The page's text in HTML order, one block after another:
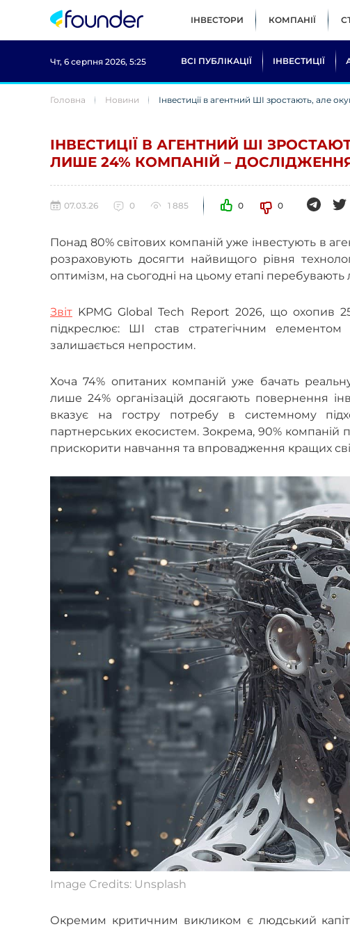
ІНВЕСТОРИ КОМПАНІЇ
Чт, 6 серпня 2026, 5:25 ВСІ ПУБЛІКАЦІЇ ІНВЕСТИЦІЇ
Головна Новини Інвестиції в агентний ШІ зростають, але
ІНВЕСТИЦІЇ В АГЕНТНИЙ ШІ
ЛИШЕ 24% КОМПАНІЙ – ДОСЛІДЖЕННЯ
07.03.26 0 1 885 0 0
Понад 80% світових компаній уже інвестують в
розраховують досягти найвищого рівня
оптимізм, на сьогодні на цьому етапі перебувають
Звіт KPMG Global Tech Report 2026, що охопив
підкреслює: ШІ став стратегічним
залишається непростим.
Хоча 74% опитаних компаній уже бачать
лише 24% організацій досягають повернення
вказує на гостру потребу в системному
партнерських екосистем. Зокрема, 90%
прискорити навчання та впровадження кращих
Image Credits: Unsplash
Окремим критичним викликом є людський